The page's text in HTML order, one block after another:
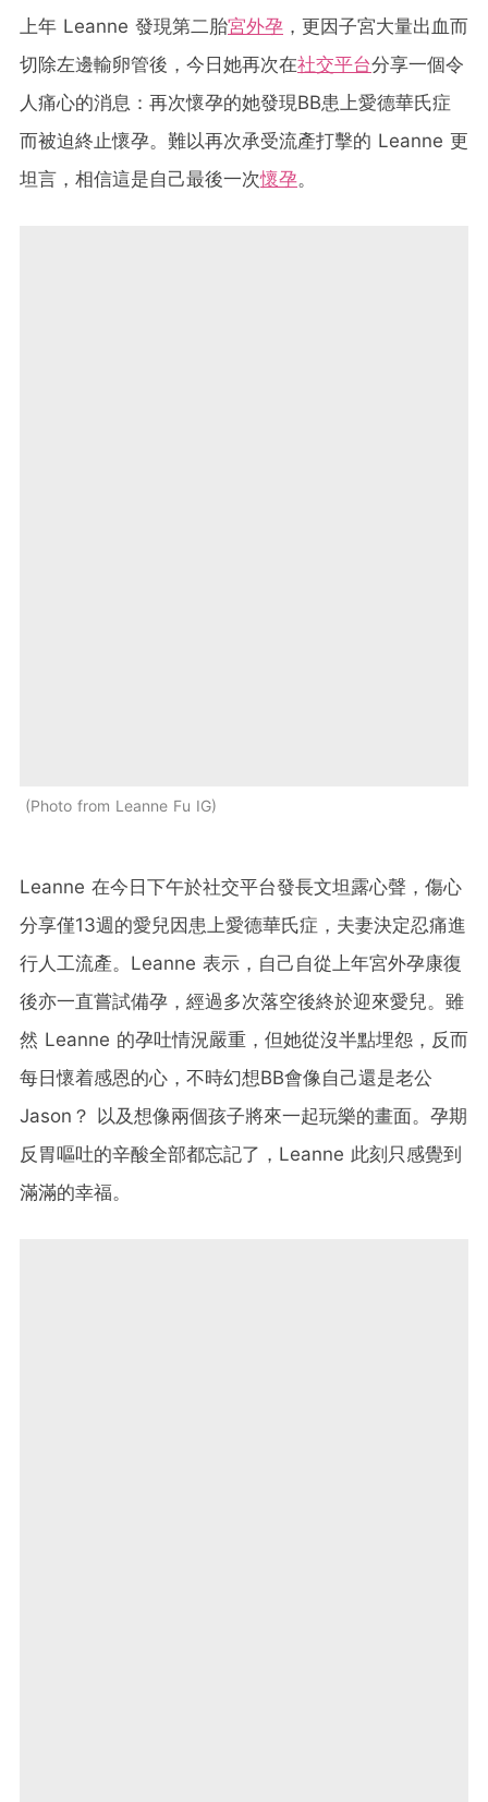
上年 Leanne 發現第二胎宮外孕 ，更因子宮大量出血而
切除左邊輸卵管後，今日她再次在社交平台分享一個令
人痛心的消息：再次懷孕的她發現BB患上愛德華氏症
而被迫終止懷孕。難以再次承受流產打擊的 Leanne 更
坦言，相信這是自己最後一次懷孕。
Photo from Leanne Fu IG
Leanne 在今日下午於社交平台發長文坦露心聲，傷心
分享僅13週的愛兒因患上愛德華氏症，夫妻決定忍痛進
行人工流產。Leanne 表示，自己自從上年宮外孕康復
後亦一直嘗試備孕，經過多次落空後終於迎來愛兒。雖
然 Leanne 的孕吐情況嚴重，但她從沒半點埋怨，反而
每日懷着感恩的心，不時幻想BB會像自己還是老公
Jason？ 以及想像兩個孩子將來一起玩樂的畫面。孕期
反胃嘔吐的辛酸全部都忘記了，Leanne 此刻只感覺到
滿滿的幸福。